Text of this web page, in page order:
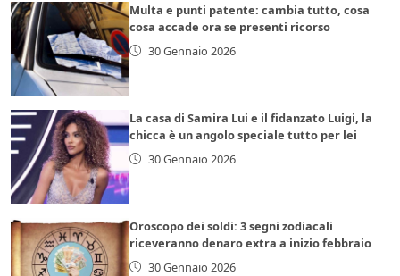
Multa e punti patente: cambia tutto, cosa
cosa accade ora se presenti ricorso
30 Gennaio 2026
La casa di Samira Lui e il fidanzato Luigi, la
chicca è un angolo speciale tutto per lei
30 Gennaio 2026
Oroscopo dei soldi: 3 segni zodiacali
riceveranno denaro extra a inizio febbraio
30 Gennaio 2026